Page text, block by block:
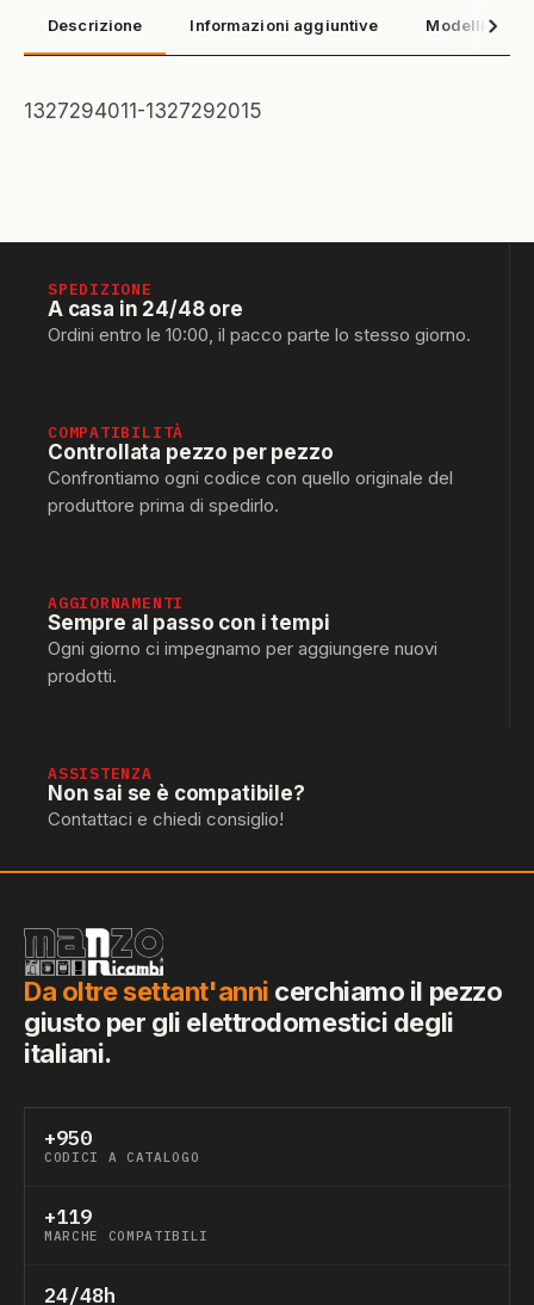
Descrizione Informazioni aggiuntive Modelli
1327294011-1327292015
SPEDIZIONE
A casa in 24/48 ore
Ordini entro le 10:00, il pacco parte lo stesso giorno.
COMPATIBILITÀ
Controllata pezzo per pezzo
Confrontiamo ogni codice con quello originale del
produttore prima di spedirlo.
AGGIORNAMENTI
Sempre al passo con i tempi
Ogni giorno ci impegnamo per aggiungere nuovi
prodotti.
ASSISTENZA
Non sai se è compatibile?
Contattaci e chiedi consiglio!
Da oltre settant'anni cerchiamo il pezzo
giusto per gli elettrodomestici degli
italiani.
+950
CODICI A CATALOGO
+119
MARCHE COMPATIBILI
24/48h